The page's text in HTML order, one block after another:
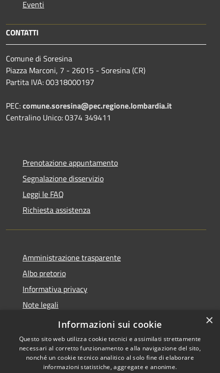
Eventi
CONTATTI
Comune di Soresina
Piazza Marconi, 7 - 26015 - Soresina (CR)
Partita IVA: 00318000197
PEC:comune.soresina@pec.regione.lombardia.it
Centralino Unico: 0374 349411
Prenotazione appuntamento
Segnalazione disservizio
Leggi le FAQ
Richiesta assistenza
Amministrazione trasparente
Albo pretorio
Informativa privacy
Note legali
Dichiarazione di accessibilità
Copyright © 2026 • Comune di
×
Informazioni sui cookie
Questo sito web utilizza cookie tecnici e assimilati strettamente
necessari al corretto funzionamento e alla navigazione del sito,
nonché un cookie tecnico analitico al solo fine di elaborare
informazioni statistiche, aggregate e anonime.